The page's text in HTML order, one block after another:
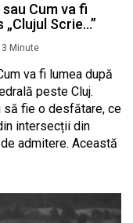
Cum va fi
„Clujul Scrie…”
3 Minute
va fi lumea după
peste Cluj.
să fie o desfătare, ce
intersecții din
admitere. Această